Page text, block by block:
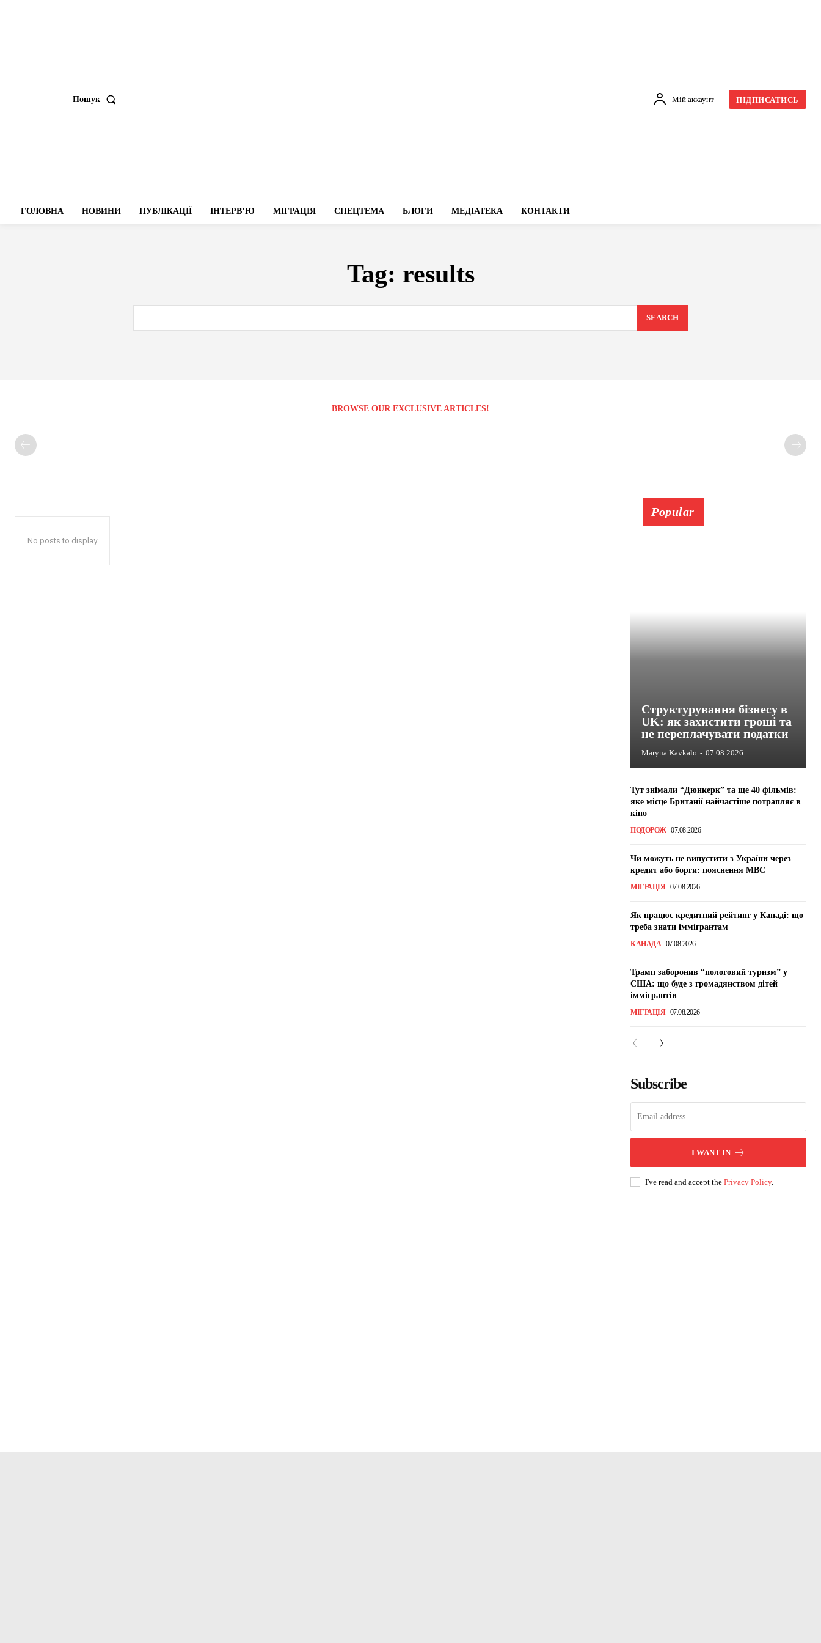
Пошук Мій аккаунт ПІДПИСАТИСЬ
ГОЛОВНА НОВИНИ ПУБЛІКАЦІЇ ІНТЕРВʼЮ МІГРАЦІЯ СПЕЦТЕМА БЛОГИ МЕДІАТЕКА КОНТАКТИ
Tag: results
SEARCH
BROWSE OUR EXCLUSIVE ARTICLES!
No posts to display
Popular
Структурування бізнесу в
UK: як захистити гроші та
не переплачувати податки
Maryna Kavkalo - 07.08.2026
Тут знімали “Дюнкерк” та ще 40 фільмів:
яке місце Британії найчастіше потрапляє в
кіно
ПОДОРОЖ 07.08.2026
Чи можуть не випустити з України через
кредит або борги: пояснення МВС
МІГРАЦІЯ 07.08.2026
Як працює кредитний рейтинг у Канаді: що
треба знати іммігрантам
КАНАДА 07.08.2026
Трамп заборонив “пологовий туризм” у
США: що буде з громадянством дітей
іммігрантів
МІГРАЦІЯ 07.08.2026
Subscribe
I WANT IN
I've read and accept the Privacy Policy.